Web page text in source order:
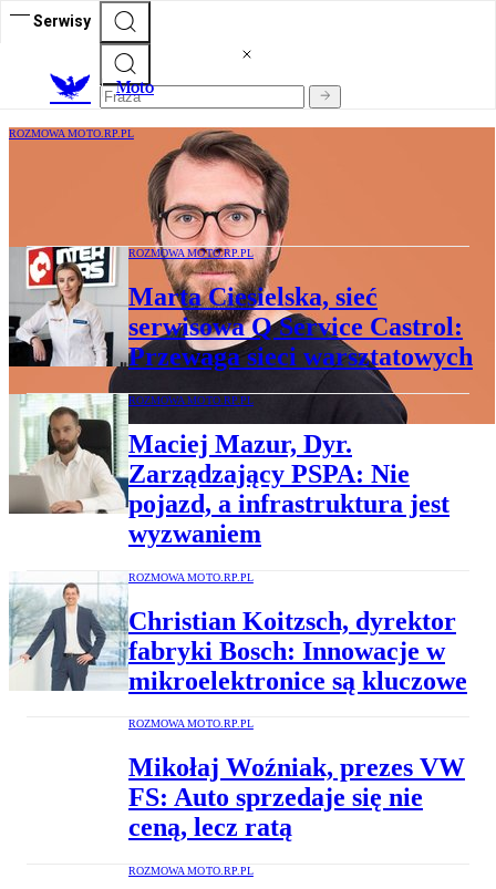
Serwisy
Moto
ROZMOWA MOTO.RP.PL
Robin Švaříček, CEO HoppyGo: Polacy
chcą i potrafią się dzielić
ROZMOWA MOTO.RP.PL
Marta Ciesielska, sieć
serwisowa Q Service Castrol:
Przewaga sieci warsztatowych
ROZMOWA MOTO.RP.PL
Maciej Mazur, Dyr.
Zarządzający PSPA: Nie
pojazd, a infrastruktura jest
wyzwaniem
ROZMOWA MOTO.RP.PL
Christian Koitzsch, dyrektor
fabryki Bosch: Innowacje w
mikroelektronice są kluczowe
ROZMOWA MOTO.RP.PL
Mikołaj Woźniak, prezes VW
FS: Auto sprzedaje się nie
ceną, lecz ratą
ROZMOWA MOTO.RP.PL